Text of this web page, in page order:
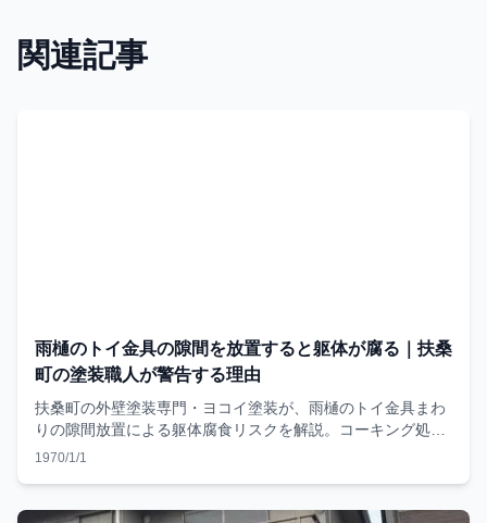
関連記事
雨樋のトイ金具の隙間を放置すると躯体が腐る｜扶桑
町の塗装職人が警告する理由
扶桑町の外壁塗装専門・ヨコイ塗装が、雨樋のトイ金具まわ
りの隙間放置による躯体腐食リスクを解説。コーキング処理
の手順と費用の目安も紹介。
1970/1/1